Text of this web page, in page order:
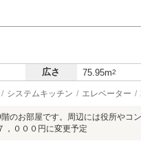
広さ 75.95m2
システムキッチン エレベーター
のお部屋です。周辺には役所やコ
，０００円に変更予定